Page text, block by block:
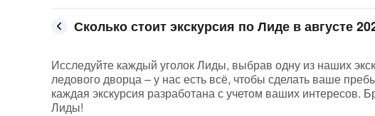
Сколько стоит экскурсия по Лиде в августе
Исследуйте каждый уголок Лиды, выбрав одну из наших
ледового дворца – у нас есть всё, чтобы сделать ваше
каждая экскурсия разработана с учетом ваших интересов.
Лиды!